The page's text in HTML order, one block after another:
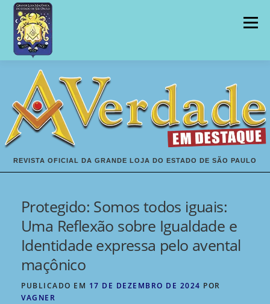
Pular
conteúdo
Menu
INÍCIO EDIÇÕES
REVISTA OFICIAL DA GRANDE LOJA DO ESTADO DE SÃO PAULO
Protegido: Somos todos iguais:
Uma Reflexão sobre Igualdade e
Identidade expressa pelo avental
maçônico
PUBLICADO EM 17 DE DEZEMBRO DE 2024 POR
VAGNER